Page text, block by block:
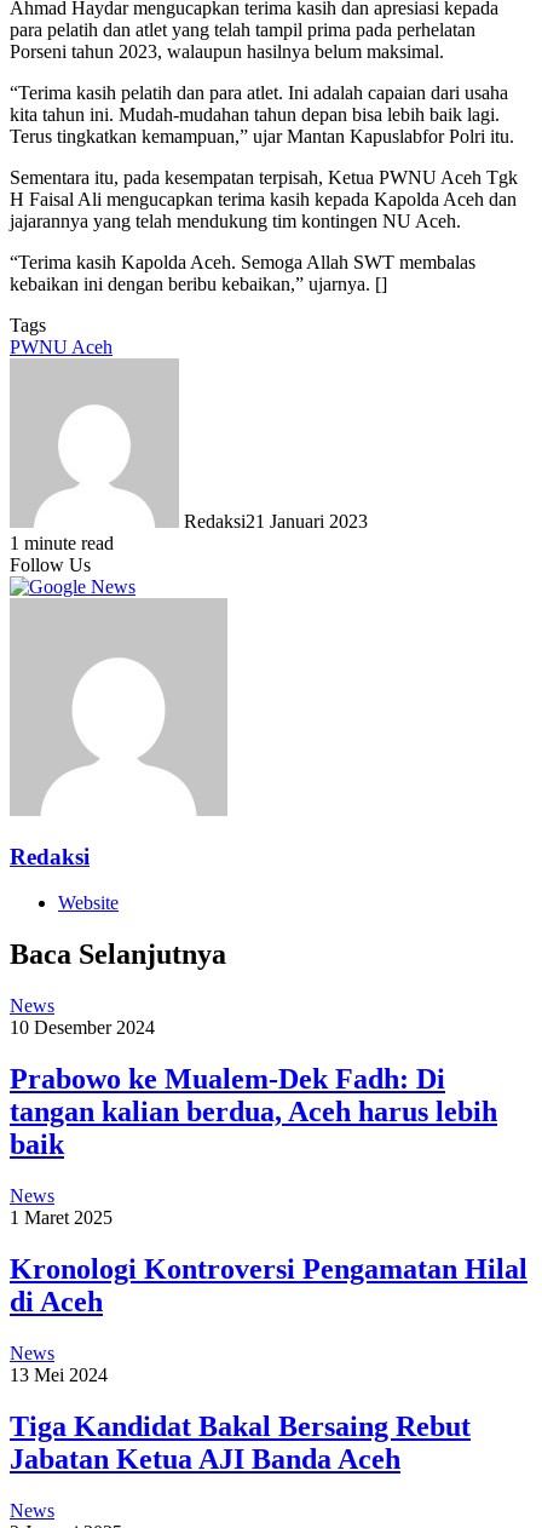
Ahmad Haydar mengucapkan terima kasih dan apresiasi kepada
para pelatih dan atlet yang telah tampil prima pada perhelatan
Porseni tahun 2023, walaupun hasilnya belum maksimal.
“Terima kasih pelatih dan para atlet. Ini adalah capaian dari usaha
kita tahun ini. Mudah-mudahan tahun depan bisa lebih baik lagi.
Terus tingkatkan kemampuan,” ujar Mantan Kapuslabfor Polri itu.
Sementara itu, pada kesempatan terpisah, Ketua PWNU Aceh Tgk
H Faisal Ali mengucapkan terima kasih kepada Kapolda Aceh dan
jajarannya yang telah mendukung tim kontingen NU Aceh.
“Terima kasih Kapolda Aceh. Semoga Allah SWT membalas
kebaikan ini dengan beribu kebaikan,” ujarnya. []
Tags
PWNU Aceh
Redaksi21 Januari 2023
1 minute read
Follow Us
Redaksi
Website
Baca Selanjutnya
News
10 Desember 2024
Prabowo ke Mualem-Dek Fadh: Di
tangan kalian berdua, Aceh harus lebih
baik
News
1 Maret 2025
Kronologi Kontroversi Pengamatan Hilal
di Aceh
News
13 Mei 2024
Tiga Kandidat Bakal Bersaing Rebut
Jabatan Ketua AJI Banda Aceh
News